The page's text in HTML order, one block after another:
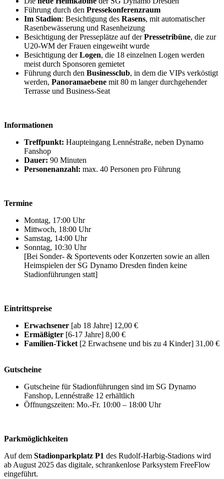
Führung durch den Pressekonferenzraum
Im Stadion: Besichtigung des Rasens, mit automatischer
Rasenbewässerung und Rasenheizung
Besichtigung der Presseplätze auf derPressetribüne, die zur
U20-WM der Frauen eingeweiht wurde
Besichtigung derLogen, die 18 einzelnen Logen werden
meist durch Sponsoren gemietet
Führung durch den Businessclub, in dem die VIPs verköstigt
werden, Panoramaebene mit 80 m langer durchgehender
Terrasse und Business-Seat
Informationen
Treffpunkt: Haupteingang Lennéstraße, neben Dynamo
Fanshop
Dauer: 90 Minuten
Personenanzahl: max. 40 Personen pro Führung
Termine
Montag, 17:00 Uhr
Mittwoch, 18:00 Uhr
Samstag, 14:00 Uhr
Sonntag, 10:30 Uhr
[Bei Sonder- & Sportevents oder Konzerten sowie an allen
Heimspielen der SG Dynamo Dresden finden keine
Stadionführungen statt]
Eintrittspreise
Erwachsener [ab 18 Jahre] 12,00 €
Ermäßigter [6-17 Jahre] 8,00 €
Familien-Ticket [2 Erwachsene und bis zu 4 Kinder] 31,00 €
Gutscheine
Gutscheine für Stadionführungen sind im SG Dynamo
Fanshop, Lennéstraße 12 erhältlich
Öffnungszeiten: Mo.-Fr. 10:00 – 18:00 Uhr
Parkmöglichkeiten
Auf dem Stadionparkplatz P1 des Rudolf-Harbig-Stadions wird
ab August 2025 das digitale, schrankenlose Parksystem FreeFlow
eingeführt.